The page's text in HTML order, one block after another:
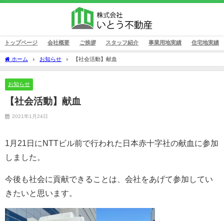
トップページ 会社概要 ご挨拶 スタッフ紹介 事業用地実績 住宅地実績
ホーム お知らせ 【社会活動】献血
お知らせ
【社会活動】献血
2021年1月24日
1月21日にNTTビル前で行われた日本赤十字社の献血に参加
しました。
今後も社会に貢献できることは、会社をあげて参加してい
きたいと思います。